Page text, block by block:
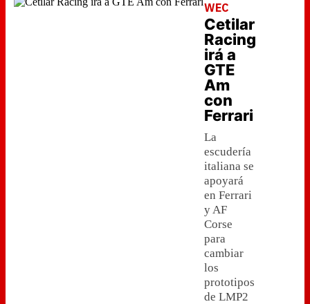
WEC
Cetilar
Racing
irá a
GTE
Am
con
Ferrari
La
escudería
italiana se
apoyará
en Ferrari
y AF
Corse
para
cambiar
los
prototipos
de LMP2